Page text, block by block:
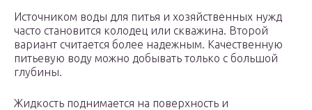
Источником воды для питья и хозяйственных нужд
часто становится колодец или скважина. Второй
вариант считается более надежным. Качественную
питьевую воду можно добывать только с большой
глубины.
Жидкость поднимается на поверхность и